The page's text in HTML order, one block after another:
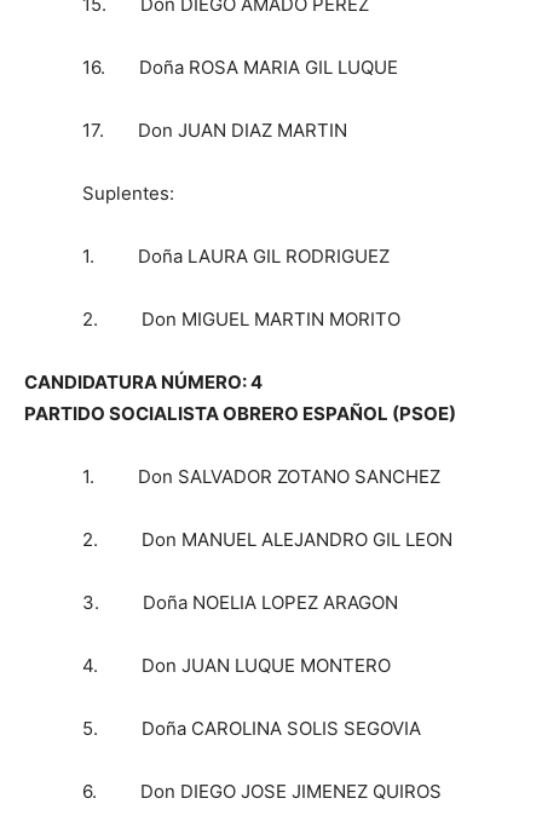
16. Doña ROSA MARIA GIL LUQUE
17. Don JUAN DIAZ MARTIN
Suplentes:
1. Doña LAURA GIL RODRIGUEZ
2. Don MIGUEL MARTIN MORITO
CANDIDATURA NÚMERO: 4
PARTIDO SOCIALISTA OBRERO ESPAÑOL (PSOE)
1. Don SALVADOR ZOTANO SANCHEZ
2. Don MANUEL ALEJANDRO GIL LEON
3. Doña NOELIA LOPEZ ARAGON
4. Don JUAN LUQUE MONTERO
5. Doña CAROLINA SOLIS SEGOVIA
6. Don DIEGO JOSE JIMENEZ QUIROS